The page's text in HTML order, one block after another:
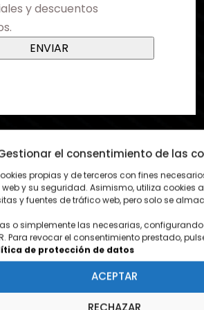
el consentimiento de las
propias y de terceros con fines
y su seguridad. Asimismo, utiliza cookies
y fuentes de tráfico web, pero solo se
o simplemente las necesarias,
Para revocar el consentimiento prestado,
de protección de datos
ACEPTAR
y descuentos
calle S Nº12
- Navarra